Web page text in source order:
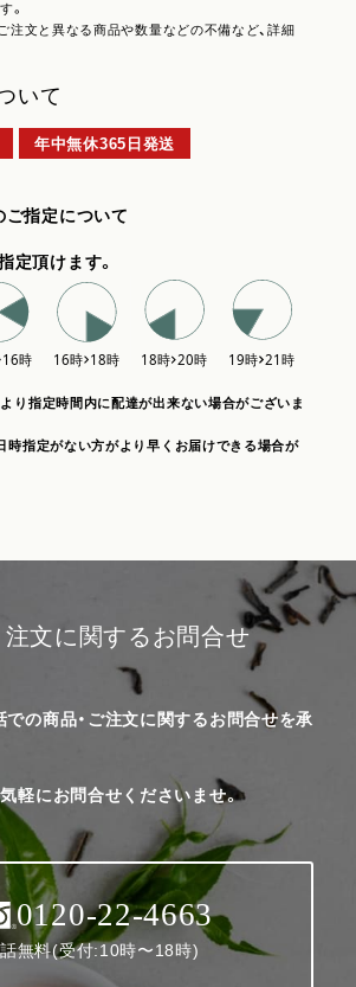
。
ご注文と異なる商品や数量などの不備など、詳細
いて
年中無休365日発送
ご指定について
定頂けます。
り指定時間内に配達が出来ない場合がございま
時指定がない方がより早くお届けできる場合が
文に関するお問合せ
での商品・ご注文に関するお問合せを承
軽にお問合せくださいませ。
0120-22-4663
無料(受付:10時〜18時)